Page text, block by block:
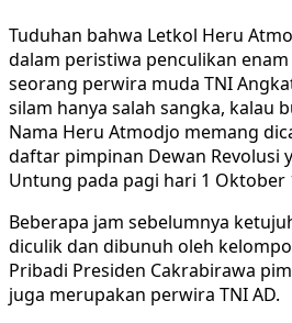
Tuduhan bahwa Letkol Heru
dalam peristiwa penculikan
seorang perwira muda TNI
silam hanya salah sangka, kalau
Nama Heru Atmodjo memang
daftar pimpinan Dewan Revolusi
Untung pada pagi hari 1 Oktober
Beberapa jam sebelumnya
diculik dan dibunuh oleh
Pribadi Presiden Cakrabirawa
juga merupakan perwira TNI AD.